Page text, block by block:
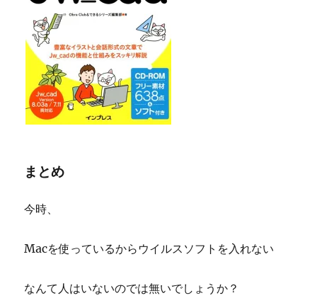
まとめ
今時、
Macを使っているからウイルスソフトを入れない
なんて人はいないのでは無いでしょうか？